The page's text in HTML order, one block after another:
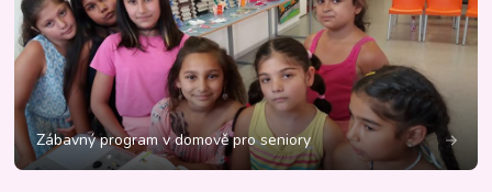
Zábavný program v domově pro seniory